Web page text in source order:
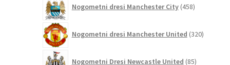
Nogometni dresi Manchester City 458izdelkov
Nogometni dresi Manchester United 320izdelkov
Nogometni Dresi Newcastle United 85